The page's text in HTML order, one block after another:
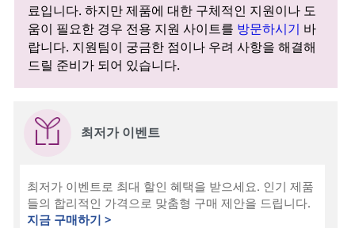
료입니다. 하지만 제품에 대한 구체적인 지원이나 도
움이 필요한 경우 전용 지원 사이트를 방문하시기 바
랍니다. 지원팀이 궁금한 점이나 우려 사항을 해결해
드릴 준비가 되어 있습니다.
최저가 이벤트
최저가 이벤트로 최대 할인 혜택을 받으세요. 인기 제품
들의 합리적인 가격으로 맞춤형 구매 제안을 드립니다.
지금 구매하기 >